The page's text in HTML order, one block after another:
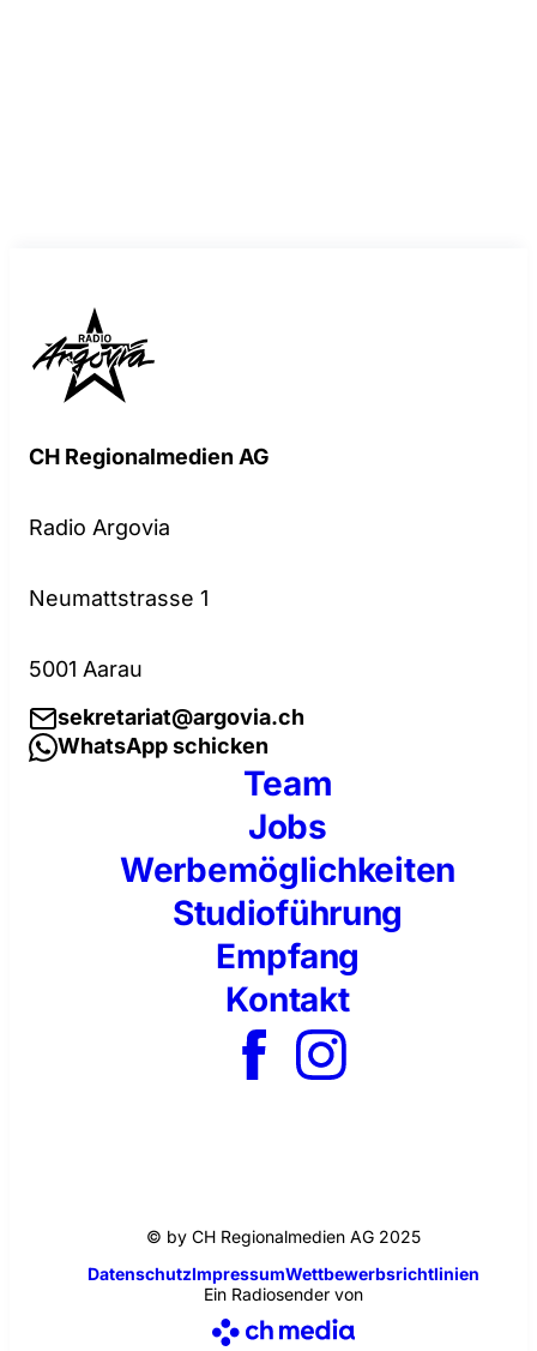
CH Regionalmedien AG
Radio Argovia
Neumattstrasse 1
5001 Aarau
sekretariat@argovia.ch
WhatsApp schicken
Team
Jobs
Werbemöglichkeiten
Studioführung
Empfang
Kontakt
© by CH Regionalmedien AG 2025
DatenschutzImpressumWettbewerbsrichtlinien
Ein Radiosender von